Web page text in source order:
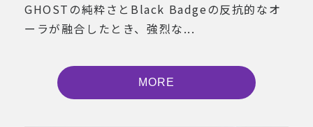
GHOSTの純粋さとBlack Badgeの反抗的なオ
ーラが融合したとき、強烈な...
MORE